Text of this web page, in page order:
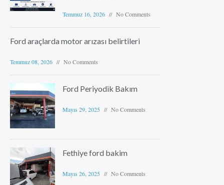
Temmuz 16, 2026 No Comments
Ford araçlarda motor arızası belirtileri
Temmuz 08, 2026 No Comments
Ford Periyodik Bakım
Mayıs 29, 2025 No Comments
Fethiye ford bakim
Mayıs 26, 2025 No Comments